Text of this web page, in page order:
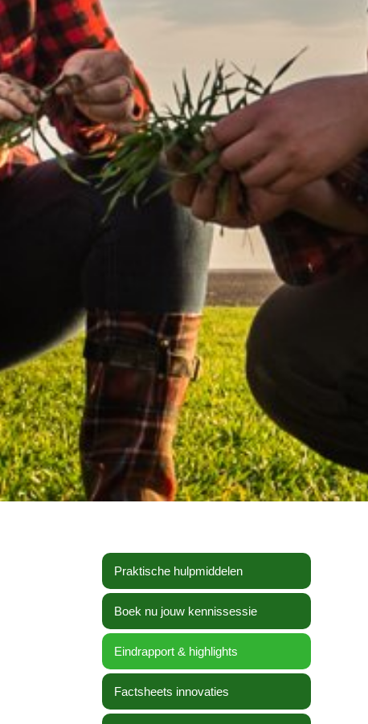
Praktische hulpmiddelen
Boek nu jouw kennissessie
Eindrapport & highlights
Factsheets innovaties